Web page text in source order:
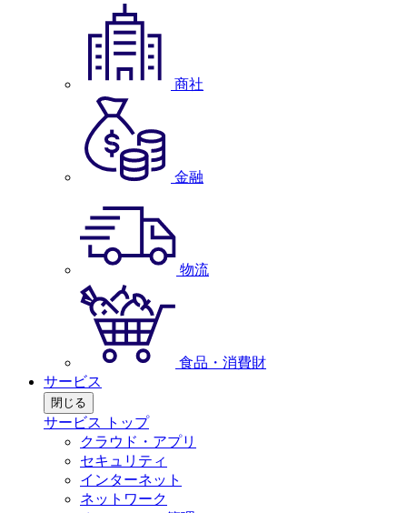
商社
金融
物流
食品・消費財
サービス
閉じる
サービス トップ
クラウド・アプリ
セキュリティ
インターネット
ネットワーク